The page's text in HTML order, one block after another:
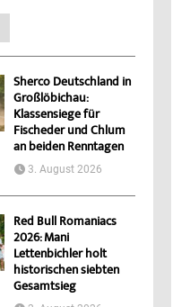
Sherco Deutschland in
Großlöbichau:
Klassensiege für
Fischeder und Chlum
an beiden Renntagen
3. August 2026
Red Bull Romaniacs
2026: Mani
Lettenbichler holt
historischen siebten
Gesamtsieg